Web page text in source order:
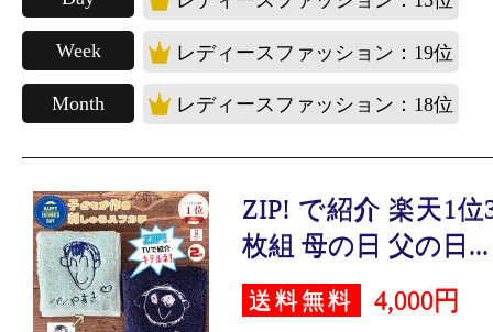
Week レディースファッション：19位
Month レディースファッション：18位
ZIP! で紹介 楽天1位
枚組 母の日 父の日...
送料無料 4,000円